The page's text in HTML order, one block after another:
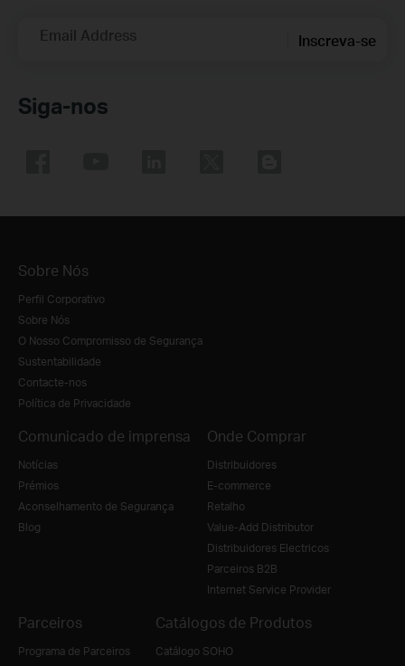
Email Address Inscreva-se
Siga-nos
Sobre Nós
Perfil Corporativo
Sobre Nós
O Nosso Compromisso de Segurança
Sustentabilidade
Contacte-nos
Política de Privacidade
Comunicado de imprensa
Notícias
Prémios
Aconselhamento de Segurança
Blog
Onde Comprar
Distribuidores
E-commerce
Retalho
Value-Add Distributor
Distribuidores Electricos
Parceiros B2B
Internet Service Provider
Parceiros
Programa de Parceiros
Catálogos de Produtos
Catálogo SOHO